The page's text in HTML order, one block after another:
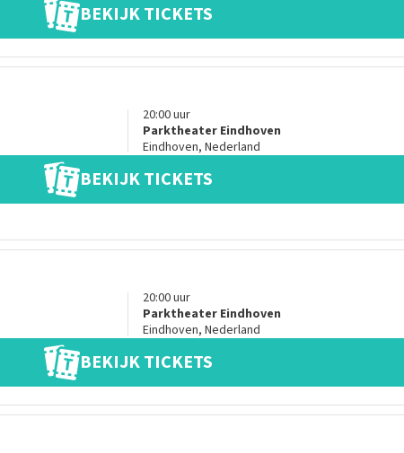
BEKIJK TICKETS
20:00uur
Parktheater Eindhoven
Eindhoven, Nederland
BEKIJK TICKETS
20:00uur
Parktheater Eindhoven
Eindhoven, Nederland
BEKIJK TICKETS